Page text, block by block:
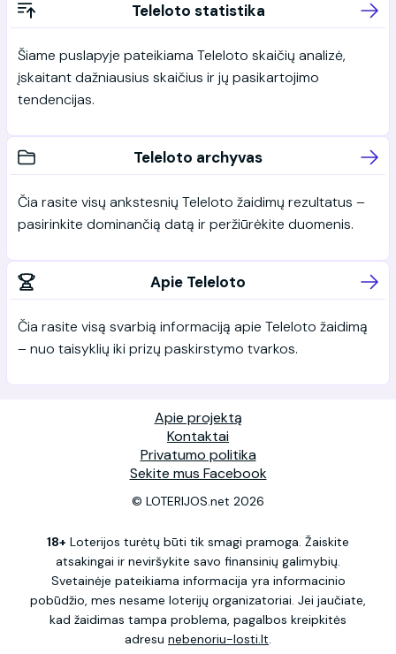
Teleloto statistika
Šiame puslapyje pateikiama Teleloto skaičių analizė,
įskaitant dažniausius skaičius ir jų pasikartojimo
tendencijas.
Teleloto archyvas
Čia rasite visų ankstesnių Teleloto žaidimų rezultatus –
pasirinkite dominančią datą ir peržiūrėkite duomenis.
Apie Teleloto
Čia rasite visą svarbią informaciją apie Teleloto žaidimą
– nuo taisyklių iki prizų paskirstymo tvarkos.
Apie projektą
Kontaktai
Privatumo politika
Sekite mus Facebook
© LOTERIJOS.net 2026
18+ Loterijos turėtų būti tik smagi pramoga. Žaiskite
atsakingai ir neviršykite savo finansinių galimybių.
Svetainėje pateikiama informacija yra informacinio
pobūdžio, mes nesame loterijų organizatoriai. Jei jaučiate,
kad žaidimas tampa problema, pagalbos kreipkitės
adresu nebenoriu-losti.lt.